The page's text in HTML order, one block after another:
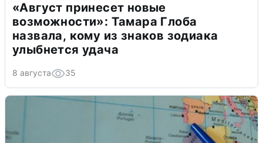
«Август принесет новые
возможности»: Тамара Глоба
назвала, кому из знаков зодиака
улыбнется удача
8 августа 35